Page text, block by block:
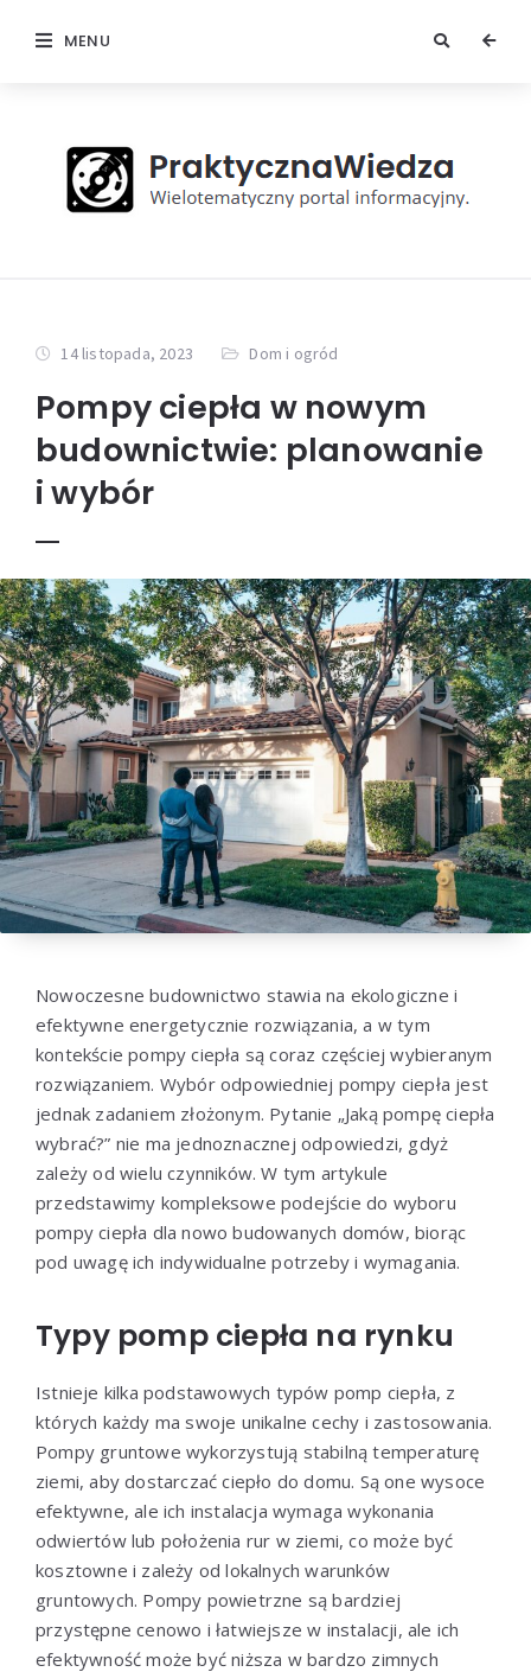
MENU
14 listopada, 2023 Dom i ogród
Pompy ciepła w nowym
budownictwie: planowanie
i wybór
Nowoczesne budownictwo stawia na ekologiczne i
efektywne energetycznie rozwiązania, a w tym
kontekście pompy ciepła są coraz częściej wybieranym
rozwiązaniem. Wybór odpowiedniej pompy ciepła jest
jednak zadaniem złożonym. Pytanie „Jaką pompę ciepła
wybrać?” nie ma jednoznacznej odpowiedzi, gdyż
zależy od wielu czynników. W tym artykule
przedstawimy kompleksowe podejście do wyboru
pompy ciepła dla nowo budowanych domów, biorąc
pod uwagę ich indywidualne potrzeby i wymagania.
Typy pomp ciepła na rynku
Istnieje kilka podstawowych typów pomp ciepła, z
których każdy ma swoje unikalne cechy i zastosowania.
Pompy gruntowe wykorzystują stabilną temperaturę
ziemi, aby dostarczać ciepło do domu. Są one wysoce
efektywne, ale ich instalacja wymaga wykonania
odwiertów lub położenia rur w ziemi, co może być
kosztowne i zależy od lokalnych warunków
gruntowych. Pompy powietrzne są bardziej
przystępne cenowo i łatwiejsze w instalacji, ale ich
efektywność może być niższa w bardzo zimnych